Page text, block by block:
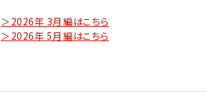
＞2026年 3月編はこちら
＞2026年 5月編はこちら